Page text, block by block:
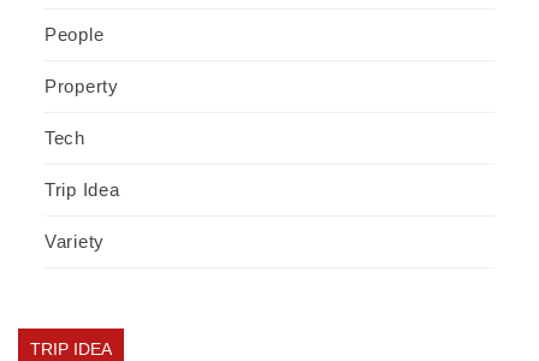
People
Property
Tech
Trip Idea
Variety
TRIP IDEA